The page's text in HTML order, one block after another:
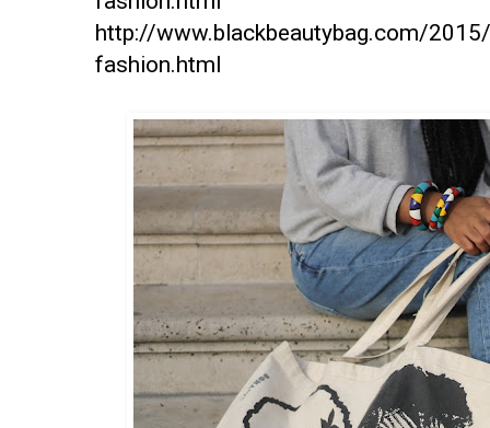
http://www.blackbeautybag.com/
fashion.html